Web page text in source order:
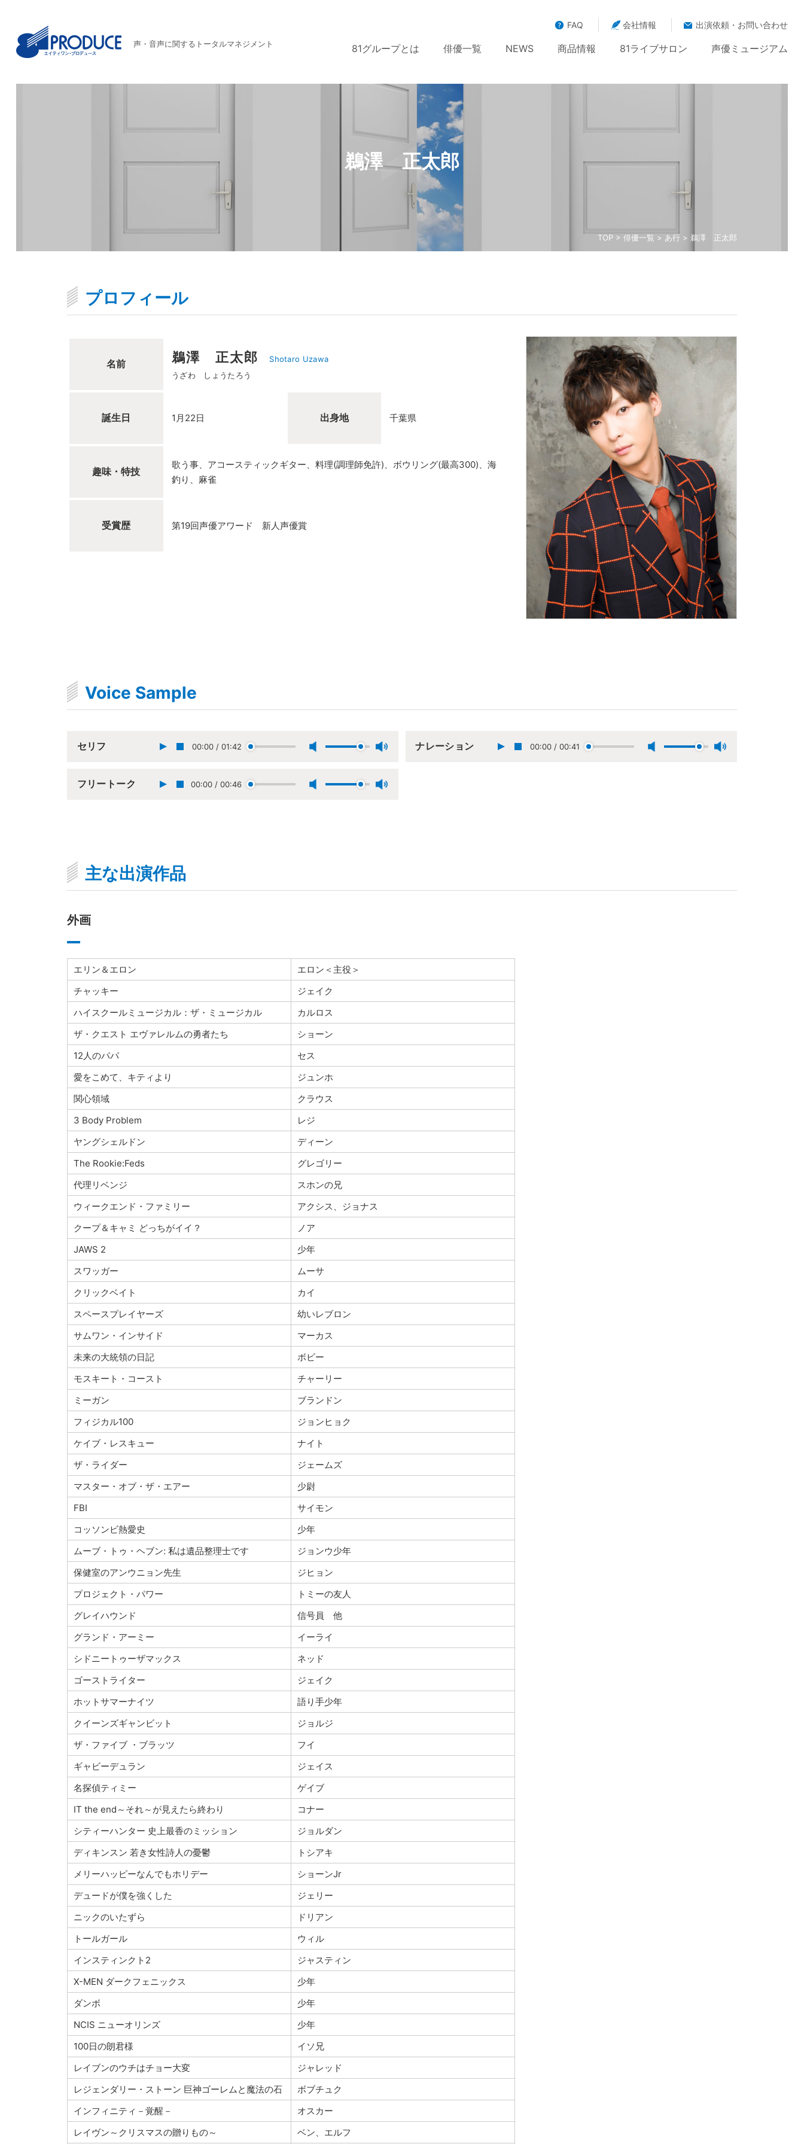
声・音声に関するトータルマネジメント
FAQ 会社情報 出演依頼・お問い合わせ
81グループとは 俳優一覧 NEWS 商品情報 81ライブサロン 声優ミュージアム
TOP> 俳優一覧 > あ行> 鵜澤 正太郎
鵜澤 正太郎
プロフィール
名前 鵜澤 正太郎
Shotaro Uzawa
うざわ しょうたろう
誕生日 1月22日 出身地 千葉県
趣味・特技
歌う事、アコースティックギター、料理(調理師免許)、ボウリング(最高300)、海
釣り、麻雀
受賞歴 第19回声優アワード 新人声優賞
Voice Sample
セリフ 00:00 / 01:42 ナレーション 00:00 / 00:41
フリートーク 00:00 / 00:46
主な出演作品
外画
エリン＆エロン
エロン＜主役＞
チャッキー
ジェイク
ハイスクールミュージカル：ザ・ミュージカル
カルロス
ザ・クエスト エヴァレルムの勇者たち
ショーン
12人のパパ
セス
愛をこめて、キティより
ジュンホ
関心領域
クラウス
3 Body Problem
レジ
ヤングシェルドン
ディーン
The Rookie:Feds
グレゴリー
代理リベンジ
スホンの兄
ウィークエンド・ファミリー
アクシス、ジョナス
クープ＆キャミ どっちがイイ？
ノア
JAWS 2
少年
スワッガー
ムーサ
クリックベイト
カイ
スペースプレイヤーズ
幼いレブロン
サムワン・インサイド
マーカス
未来の大統領の日記
ボビー
モスキート・コースト
チャーリー
ミーガン
ブランドン
フィジカル100
ジョンヒョク
ケイブ・レスキュー
ナイト
ザ・ライダー
ジェームズ
マスター・オブ・ザ・エアー
少尉
FBI
サイモン
コッソンビ熱愛史
少年
ムーブ・トゥ・ヘブン: 私は遺品整理士です
ジョンウ少年
保健室のアンウニョン先生
ジヒョン
プロジェクト・パワー
トミーの友人
グレイハウンド
信号員 他
グランド・アーミー
イーライ
シドニートゥーザマックス
ネッド
ゴーストライター
ジェイク
ホットサマーナイツ
語り手少年
クイーンズギャンビット
ジョルジ
ザ・ファイブ ・ブラッツ
フイ
ギャビーデュラン
ジェイス
名探偵ティミー
ゲイブ
IT the end～それ～が見えたら終わり
コナー
シティーハンター 史上最香のミッション
ジョルダン
ディキンスン 若き女性詩人の憂鬱
トシアキ
メリーハッピーなんでもホリデー
ショーンJr
デュードが僕を強くした
ジェリー
ニックのいたずら
ドリアン
トールガール
ウィル
インスティンクト2
ジャスティン
X-MEN ダークフェニックス
少年
ダンボ
少年
NCIS ニューオリンズ
少年
100日の朗君様
イソ兄
レイブンのウチはチョー大変
ジャレッド
レジェンダリー・ストーン 巨神ゴーレムと魔法の石
ボブチュク
インフィニティ－覚醒－
オスカー
レイヴン～クリスマスの贈りもの～
ベン、エルフ